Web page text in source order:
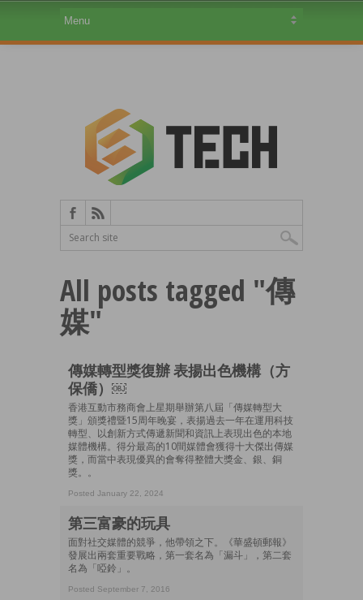
All posts tagged "傳
媒"
傳媒轉型獎復辦 表揚出色機構（方
保僑）￼
香港互動市務商會上星期舉辦第八屆「傳媒轉型大
獎」頒獎禮暨15周年晚宴，表揚過去一年在運用科技
轉型、以創新方式傳遞新聞和資訊上表現出色的本地
媒體機構。得分最高的10間媒體會獲得十大傑出傳媒
獎，而當中表現優異的會奪得整體大獎金、銀、銅
獎。。
Posted January 22, 2024
第三富豪的玩具
面對社交媒體的競爭，他帶領之下。《華盛頓郵報》
發展出兩套重要戰略，第一套名為「漏斗」，第二套
名為「啞鈴」。
Posted September 7, 2016